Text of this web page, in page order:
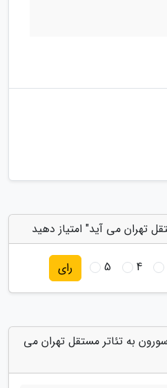
تهران می آید" امتیاز دهید
4
5 رای
به تئاتر مستقل تهران می